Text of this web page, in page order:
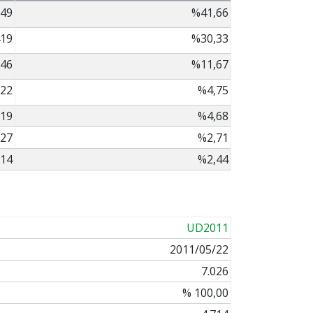
%41,66
%30,33
%11,67
%4,75
%4,68
%2,71
%2,44
UD2011
2011/05/22
7.026
% 100,00